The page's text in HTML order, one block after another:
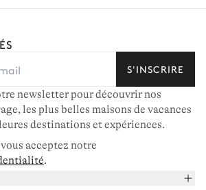
S'INSCRIRE
newsletter pour découvrir nos
les plus belles maisons de vacances
destinations et expériences.
acceptez notre
.